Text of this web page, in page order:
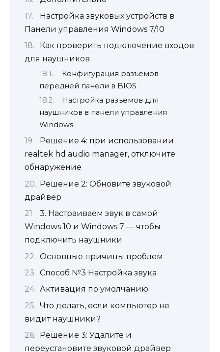
Настройка звуковых устройств в
Панели управления Windows 7/10
Как проверить подключение входов
для наушников
Конфигурация разъемов
передней панели в BIOS
Настройка разъемов для
наушников в панели управления
Windows
Решение 4: при использовании
realtek hd audio manager, отключите
обнаружение
Решение 2: Обновите звуковой
драйвер
3. Настраиваем звук в самой
Windows 10 и Windows 7 — чтобы
подключить наушники
Основные причины проблем
Способ №3 Настройка звука
Активация по умолчанию
Что делать, если компьютер не
видит наушники?
Решение 3: Удалите и
переустановите звуковой драйвер